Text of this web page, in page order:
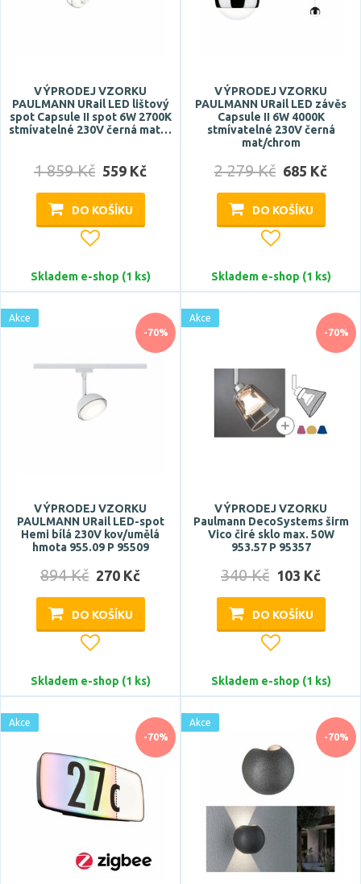
VÝPRODEJ VZORKU
PAULMANN URail LED lištový
spot Capsule II spot 6W 2700K
stmívatelné 230V černá mat…
1 859 Kč 559 Kč
DO KOŠÍKU
Skladem e-shop (1 ks)
VÝPRODEJ VZORKU
PAULMANN URail LED závěs
Capsule II 6W 4000K
stmívatelné 230V černá
mat/chrom
2 279 Kč 685 Kč
DO KOŠÍKU
Skladem e-shop (1 ks)
-70%
Akce
VÝPRODEJ VZORKU
PAULMANN URail LED-spot
Hemi bílá 230V kov/umělá
hmota 955.09 P 95509
894 Kč 270 Kč
DO KOŠÍKU
Skladem e-shop (1 ks)
-70%
Akce
VÝPRODEJ VZORKU
Paulmann DecoSystems širm
Vico čiré sklo max. 50W
953.57 P 95357
340 Kč 103 Kč
DO KOŠÍKU
Skladem e-shop (1 ks)
-70%
Akce
-70%
Akce